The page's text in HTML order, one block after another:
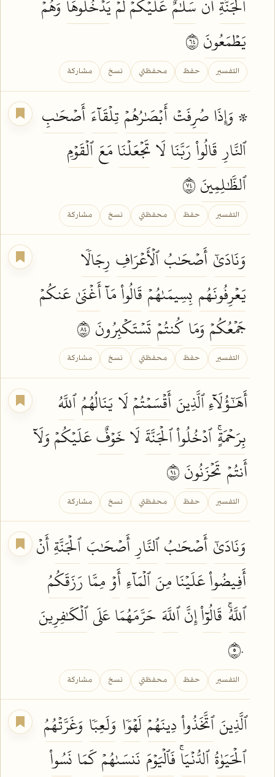
ٱلۡجَنَّةِأَن سَلَٰمٌعَلَيۡكُمۡۚ لَمۡيَدۡخُلُوهَا وَهُمۡ
يَطۡمَعُونَ
التفسير حفظ محفظتي نسخ مشاركة
۞ وَإِذَاصُرِفَتۡ أَبۡصَٰرُهُمۡ تِلۡقَآءَ أَصۡحَٰبِ
ٱلنَّارِ قَالُواْ رَبَّنَا لَاتَجۡعَلۡنَامَعَٱلۡقَوۡمِ
ٱلظَّٰلِمِينَ
التفسير حفظ محفظتي نسخ مشاركة
وَنَادَىٰٓ أَصۡحَٰبُٱلۡأَعۡرَافِ رِجَالٗا
يَعۡرِفُونَهُم بِسِيمَىٰهُمۡ قَالُواْمَآأَغۡنَىٰعَنكُمۡ
جَمۡعُكُمۡ وَمَاكُنتُمۡ تَسۡتَكۡبِرُونَ
التفسير حفظ محفظتي نسخ مشاركة
أَهَٰٓؤُلَآءِ ٱلَّذِينَأَقۡسَمۡتُمۡلَا يَنَالُهُمُٱللَّهُ
بِرَحۡمَةٍۚٱدۡخُلُواْٱلۡجَنَّةَ لَاخَوۡفٌعَلَيۡكُمۡ وَلَآ
أَنتُمۡ تَحۡزَنُونَ
التفسير حفظ محفظتي نسخ مشاركة
وَنَادَىٰٓ أَصۡحَٰبُٱلنَّارِ أَصۡحَٰبَٱلۡجَنَّةِأَنۡ
أَفِيضُواْعَلَيۡنَا مِنَٱلۡمَآءِأَوۡ مِمَّا رَزَقَكُمُ
ٱللَّهُۚ قَالُوٓاْإِنَّٱللَّهَ حَرَّمَهُمَاعَلَىٱلۡكَٰفِرِينَ
التفسير حفظ محفظتي نسخ مشاركة
ٱلَّذِينَٱتَّخَذُواْ دِينَهُمۡ لَهۡوٗا وَلَعِبٗا وَغَرَّتۡهُمُ
ٱلۡحَيَوٰةُٱلدُّنۡيَاۚفَٱلۡيَوۡمَ نَنسَىٰهُمۡكَمَا نَسُواْ